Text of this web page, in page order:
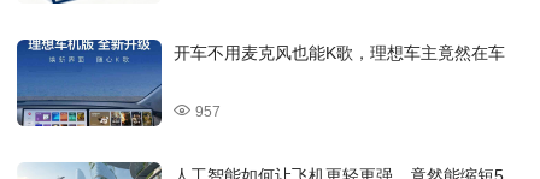
开车不用麦克风也能K歌，理想车主竟然在车
957